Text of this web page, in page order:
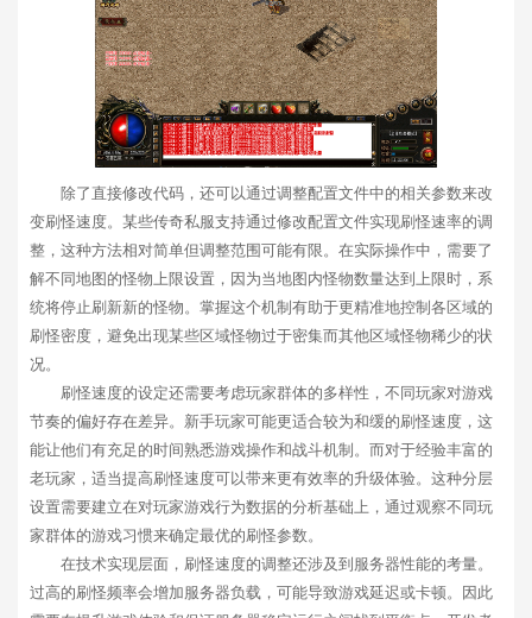
除了直接修改代码，还可以通过调整配置文件中的相关参数来改
变刷怪速度。某些传奇私服支持通过修改配置文件实现刷怪速率的调
整，这种方法相对简单但调整范围可能有限。在实际操作中，需要了
解不同地图的怪物上限设置，因为当地图内怪物数量达到上限时，系
统将停止刷新新的怪物。掌握这个机制有助于更精准地控制各区域的
刷怪密度，避免出现某些区域怪物过于密集而其他区域怪物稀少的状
况。
刷怪速度的设定还需要考虑玩家群体的多样性，不同玩家对游戏
节奏的偏好存在差异。新手玩家可能更适合较为和缓的刷怪速度，这
能让他们有充足的时间熟悉游戏操作和战斗机制。而对于经验丰富的
老玩家，适当提高刷怪速度可以带来更有效率的升级体验。这种分层
设置需要建立在对玩家游戏行为数据的分析基础上，通过观察不同玩
家群体的游戏习惯来确定最优的刷怪参数。
在技术实现层面，刷怪速度的调整还涉及到服务器性能的考量。
过高的刷怪频率会增加服务器负载，可能导致游戏延迟或卡顿。因此